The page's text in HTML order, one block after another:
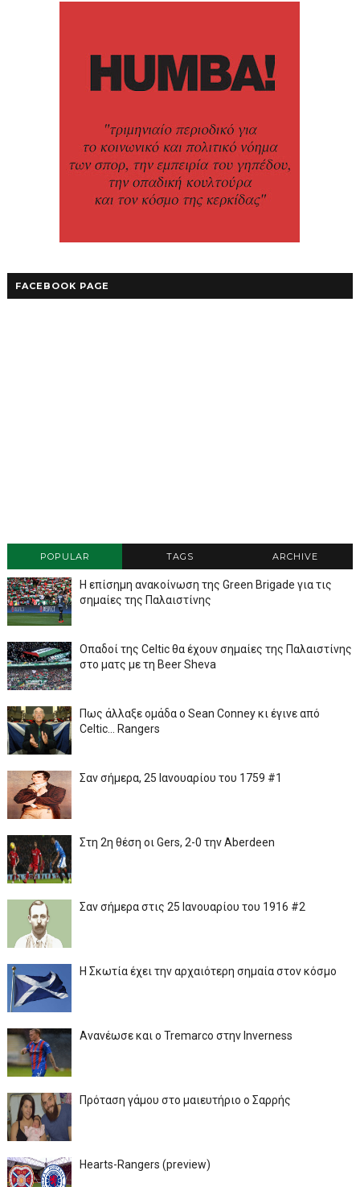
FACEBOOK PAGE
POPULAR TAGS ARCHIVE
Η επίσημη ανακοίνωση της Green Brigade για τις
σημαίες της Παλαιστίνης
Οπαδοί της Celtic θα έχουν σημαίες της Παλαιστίνης
στο ματς με τη Beer Sheva
Πως άλλαξε ομάδα ο Sean Conney κι έγινε από
Celtic... Rangers
Σαν σήμερα, 25 Ιανουαρίου του 1759 #1
Στη 2η θέση οι Gers, 2-0 την Aberdeen
Σαν σήμερα στις 25 Ιανουαρίου του 1916 #2
Η Σκωτία έχει την αρχαιότερη σημαία στον κόσμο
Ανανέωσε και ο Tremarco στην Inverness
Πρόταση γάμου στο μαιευτήριο ο Σαρρής
Hearts-Rangers (preview)